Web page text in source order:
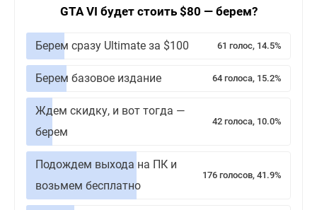
GTA VI будет стоить $80 — берем?
Берем сразу Ultimate за $100 61 голос, 14.5%
Берем базовое издание 64 голоса, 15.2%
Ждем скидку, и вот тогда —
берем
42 голоса, 10.0%
Подождем выхода на ПК и
возьмем бесплатно
176 голосов, 41.9%